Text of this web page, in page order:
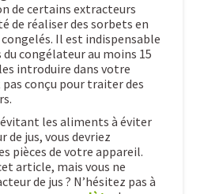
de certains extracteurs
de réaliser des sorbets en
Il est indispensable
congélateur au moins 15
introduire dans votre
conçu pour traiter des
évitant les aliments à éviter
de jus, vous devriez
pièces de votre appareil.
article, mais vous ne
de jus ? N’hésitez pas à